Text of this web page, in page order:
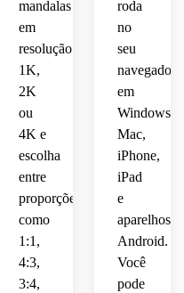
de
prateados
intenso,
linha
refinada,
clima
romântico
qualidade
decorativa
mandalas
em
resolução
1K,
2K
ou
4K e
escolha
entre
proporções
como
1:1,
4:3,
3:4,
roda
no
seu
navegador
em
Windows,
Mac,
iPhone,
iPad
e
aparelhos
Android.
Você
pode